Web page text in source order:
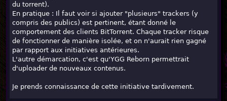
du torrent).
En pratique : Il faut voir si ajouter "plusieurs" trackers (y
compris des publics) est pertinent, étant donné le
comportement des clients BitTorrent. Chaque tracker risque
de fonctionner de manière isolée, et on n'aurait rien gagné
par rapport aux initiatives antérieures.
L'autre démarcation, c'est qu'YGG Reborn permettrait
d'uploader de nouveaux contenus.
Je prends connaissance de cette initiative tardivement.